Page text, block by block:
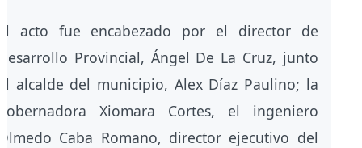
acto fue encabezado por el director de
Provincial, Ángel De La Cruz, junto
alcalde del municipio, Alex Díaz Paulino; la
Xiomara Cortes, el ingeniero
Caba Romano, director ejecutivo del